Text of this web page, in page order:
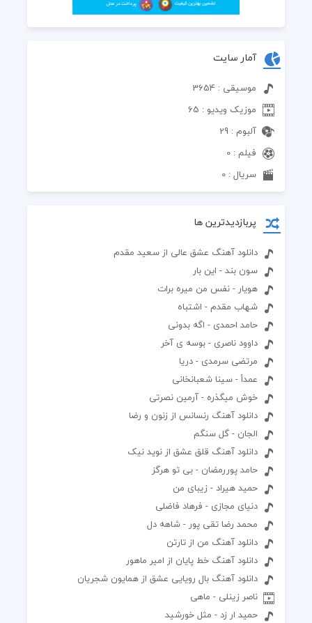
آمار سایت
موسیقی : 3654
موزیک ویدیو : 65
آلبوم : 29
فیلم : 0
سریال : 0
پربازدیدترین ها
دانلود آهنگ عشق عالی از سعید مقدم
سون بند - این بار
هویار - نفس من میره برات
شهاب مقدم - اشتباه
حامد احمدی - اگه بدونی
داوود ناصری - بوسه ی آخر
مرتضی سرمدی - دریا
عمدأ - سینا شعبانخانی
خوش میگذره - آرمین نصرتی
دانلود آهنگ رنسانس از زنون و رضا
الجان - گل سنگم
دانلود آهنگ قلق عشق از نوید نیک
حامد پوررمضان - بی تو هرگز
حمید هیراد - زیبای من
دنیای مجازی - فرهاد فاضلی
محمد رضا تقی پور - شاهه دل
دانلود آهنگ من از تارتن
دانلود آهنگ خط پایان از امیر ماهور
دانلود آهنگ بال رویایی عشق از همایون شجریان
ناصر زینلی - ماهی
حمید ار زد - مثل خورشید
منو دیدی ا کنارم مثه غریبه ردشدی
خاطره ساختی باهام بعدشم سردشدی
من دگ پره درد شدم
پره از نفرت و کثافتو لجن
پرررم ازین آدمای این شهر
که همش دارن توی هم میلولن
فک میکردم که باشی پیشم اره همه چی باتو خوب میشه
ولی رفتی ولم کردی از دیشب اره هنوزم دلم برات تنگ میشع